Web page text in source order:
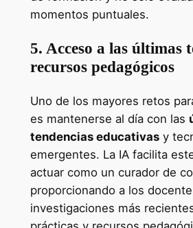
momentos puntuales.
5. Acceso a las últimas
recursos pedagógicos
Uno de los mayores retos
es mantenerse al día con las
tendencias educativasy
emergentes. La IA facilita
actuar como un curador de
proporcionando a los
investigaciones más